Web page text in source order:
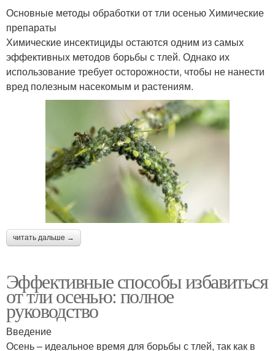
Основные методы обработки от тли осенью Химические
препараты
Химические инсектициды остаются одним из самых
эффективных методов борьбы с тлей. Однако их
использование требует осторожности, чтобы не нанести
вред полезным насекомым и растениям.
читать дальше →
Эффективные способы избавиться
от тли осенью: полное
руководство
Введение
Осень – идеальное время для борьбы с тлей, так как в